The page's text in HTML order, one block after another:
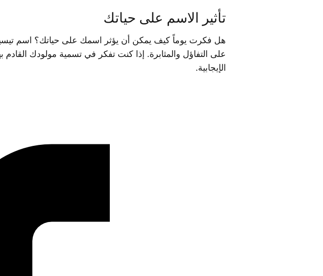
تأثير الاسم على حياتك
هل فكرت يوماً كيف يمكن أن يؤثر اسمك على حياتك؟ اسم
على التفاؤل والمثابرة. إذا كنت تفكر في تسمية مولودك
الإيجابية.